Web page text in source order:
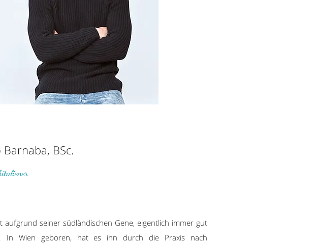
Barnaba, BSc.
aufgrund seiner südländischen Gene, eigentlich immer gut
In Wien geboren, hat es ihn durch die Praxis nach